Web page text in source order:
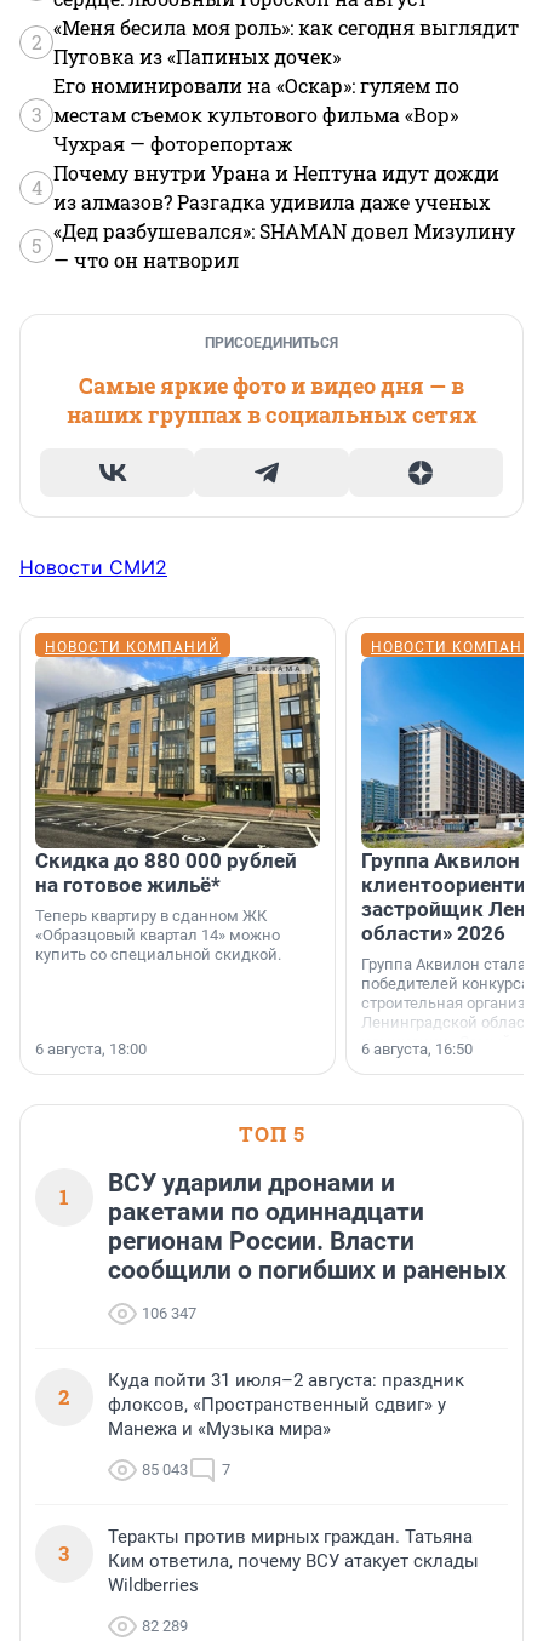
2
«Меня бесила моя роль»: как сегодня выглядит
Пуговка из «Папиных дочек»
3
Его номинировали на «Оскар»: гуляем по
местам съемок культового фильма «Вор»
Чухрая — фоторепортаж
4
Почему внутри Урана и Нептуна идут дожди
из алмазов? Разгадка удивила даже ученых
5
«Дед разбушевался»: SHAMAN довел Мизулину
— что он натворил
ПРИСОЕДИНИТЬСЯ
Самые яркие фото и видео дня — в
наших группах в социальных сетях
Новости СМИ2
НОВОСТИ КОМПАНИЙ
Скидка до 880 000 рублей
на готовое жильё*
Теперь квартиру в сданном ЖК
«Образцовый квартал 14» можно
купить со специальной скидкой.
6 августа, 18:00
НОВОСТИ
Группа Аквилон
застройщик
области» 2026
Группа Аквилон стала
победителей конкурса
строительная
Ленинградской области
номинации «Самый
застройщик
области».
6 августа, 16:50
ТОП 5
1
ВСУ ударили дронами и
ракетами по одиннадцати
регионам России. Власти
сообщили о погибших и раненых
106 347
2
Куда пойти 31 июля–2 августа: праздник
флоксов, «Пространственный сдвиг» у
Манежа и «Музыка мира»
85 043 7
3
Теракты против мирных граждан. Татьяна
Ким ответила, почему ВСУ атакует склады
Wildberries
82 289